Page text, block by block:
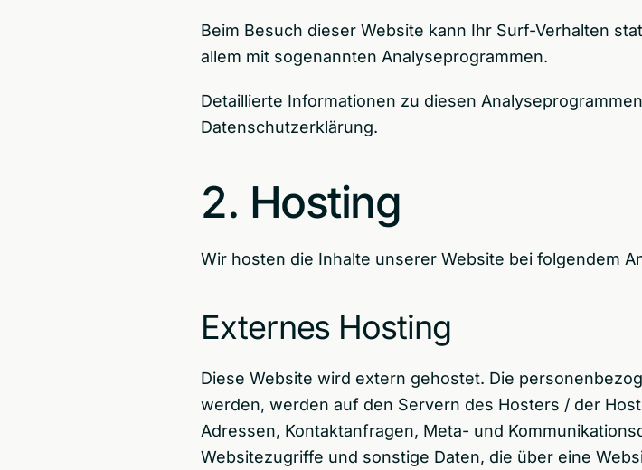
Beim Besuch dieser Website kann Ihr Surf-Verhalten
allem mit sogenannten Analyseprogrammen.
Detaillierte Informationen zu diesen
Datenschutzerklärung.
2. Hosting
Wir hosten die Inhalte unserer Website bei folgendem
Externes Hosting
Diese Website wird extern gehostet. Die
werden, werden auf den Servern des Hosters / der
Adressen, Kontaktanfragen, Meta- und
Websitezugriffe und sonstige Daten, die über eine